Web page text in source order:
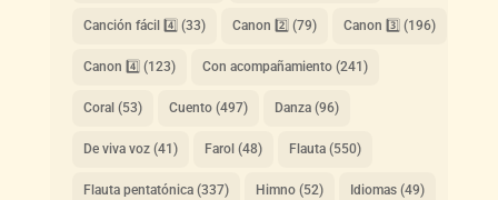
Canción fácil 4️⃣ (33) Canon 2️⃣ (79) Canon 3️⃣ (196)
Canon 4️⃣ (123) Con acompañamiento(241)
Coral (53) Cuento(497) Danza(96)
De viva voz(41) Farol (48) Flauta(550)
Flauta pentatónica(337) Himno(52) Idiomas(49)